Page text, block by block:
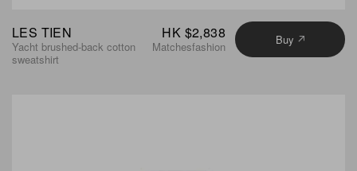
LES TIEN
Yacht brushed-back cotton
sweatshirt
HK $2,838
Matchesfashion Buy